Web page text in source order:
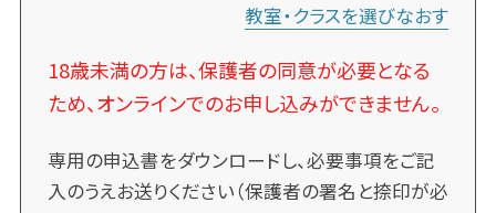
教室・クラスを選びなおす
18歳未満の方は、保護者の同意が必要となる
ため、オンラインでのお申し込みができません。
専用の申込書をダウンロードし、必要事項をご記
入のうえお送りください（保護者の署名と捺印が必